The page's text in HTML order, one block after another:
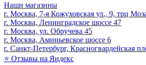
Наши магазины
г. Москва, 7-я Кожуховская ул., 9, трц
г. Москва, Ленинградское шоссе 47
г. Москва, ул. Обручева 45
г. Москва, Аминьевское шоссе 6
г. Санкт-Петербург, Красногвардейская
⭐ Отзывы на Яндекс